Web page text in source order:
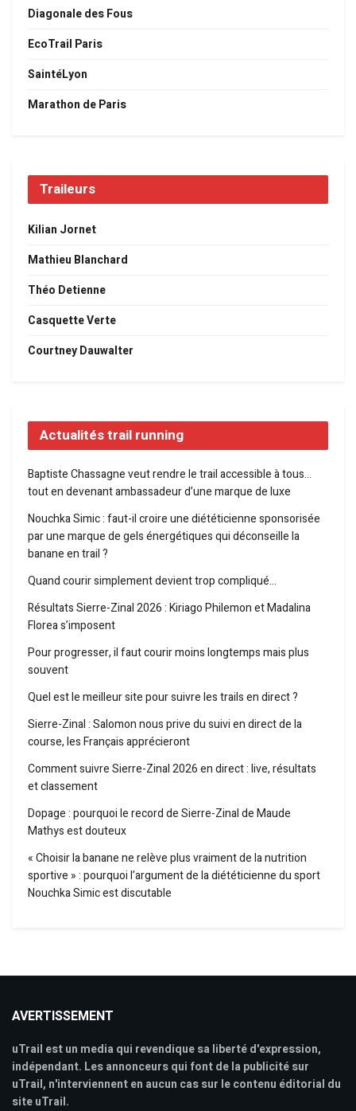
Diagonale des Fous
EcoTrail Paris
SaintéLyon
Marathon de Paris
Traileurs
Kilian Jornet
Mathieu Blanchard
Théo Detienne
Casquette Verte
Courtney Dauwalter
Actualités trail running
Baptiste Chassagne veut rendre le trail accessible à tous…
tout en devenant ambassadeur d’une marque de luxe
Nouchka Simic : faut-il croire une diététicienne sponsorisée
par une marque de gels énergétiques qui déconseille la
banane en trail ?
Quand courir simplement devient trop compliqué…
Résultats Sierre-Zinal 2026 : Kiriago Philemon et Madalina
Florea s’imposent
Pour progresser, il faut courir moins longtemps mais plus
souvent
Quel est le meilleur site pour suivre les trails en direct ?
Sierre-Zinal : Salomon nous prive du suivi en direct de la
course, les Français apprécieront
Comment suivre Sierre-Zinal 2026 en direct : live, résultats
et classement
Dopage : pourquoi le record de Sierre-Zinal de Maude
Mathys est douteux
« Choisir la banane ne relève plus vraiment de la nutrition
sportive » : pourquoi l’argument de la diététicienne du sport
Nouchka Simic est discutable
AVERTISSEMENT
uTrail est un media qui revendique sa liberté d'expression,
indépendant. Les annonceurs qui font de la publicité sur
uTrail, n'interviennent en aucun cas sur le contenu éditorial du
site uTrail.